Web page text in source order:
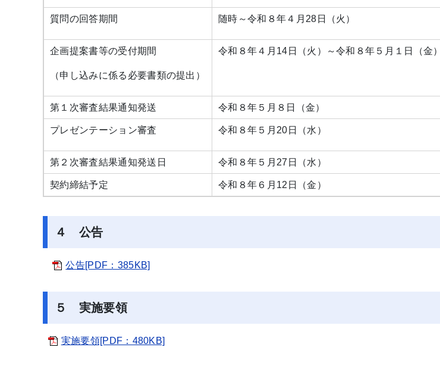
質問の回答期間 随時～令和８年４月28日（火）
企画提案書等の受付期間
（申し込みに係る必要書類の提出）
令和８年４月14日（火）～令和８年５月１日（金）
第１次審査結果通知発送 令和８年５月８日（金）
プレゼンテーション審査 令和８年５月20日（水）
第２次審査結果通知発送日 令和８年５月27日（水）
契約締結予定 令和８年６月12日（金）
４ 公告
公告[PDF：385KB]
５ 実施要領
実施要領[PDF：480KB]